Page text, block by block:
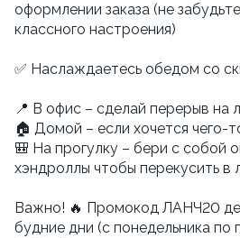
оформлении заказа (не
классного настроения)
✅ Наслаждаетесь обедом со
📍 В офис – сделай перерыв на
🏠 Домой – если хочется чего-
🎒 На прогулку – бери с собой
хэндроллы чтобы перекусить
Важно! 🔥 Промокод ЛАНЧ20
будние дни (с понедельника по